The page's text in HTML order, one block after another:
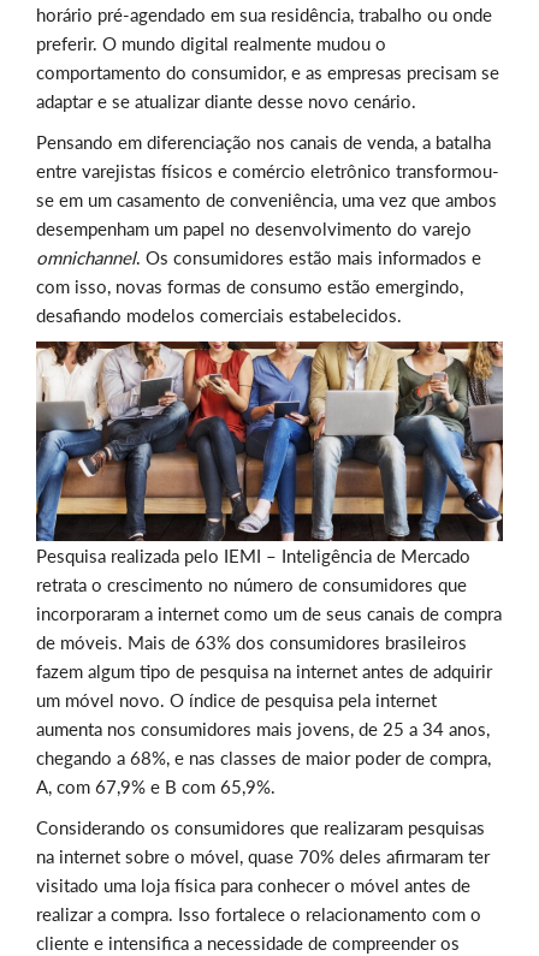
horário pré-agendado em sua residência, trabalho ou onde
preferir. O mundo digital realmente mudou o
comportamento do consumidor, e as empresas precisam se
adaptar e se atualizar diante desse novo cenário.
Pensando em diferenciação nos canais de venda, a batalha
entre varejistas físicos e comércio eletrônico transformou-
se em um casamento de conveniência, uma vez que ambos
desempenham um papel no desenvolvimento do varejo
omnichannel. Os consumidores estão mais informados e
com isso, novas formas de consumo estão emergindo,
desafiando modelos comerciais estabelecidos.
Pesquisa realizada pelo IEMI – Inteligência de Mercado
retrata o crescimento no número de consumidores que
incorporaram a internet como um de seus canais de compra
de móveis. Mais de 63% dos consumidores brasileiros
fazem algum tipo de pesquisa na internet antes de adquirir
um móvel novo. O índice de pesquisa pela internet
aumenta nos consumidores mais jovens, de 25 a 34 anos,
chegando a 68%, e nas classes de maior poder de compra,
A, com 67,9% e B com 65,9%.
Considerando os consumidores que realizaram pesquisas
na internet sobre o móvel, quase 70% deles afirmaram ter
visitado uma loja física para conhecer o móvel antes de
realizar a compra. Isso fortalece o relacionamento com o
cliente e intensifica a necessidade de compreender os